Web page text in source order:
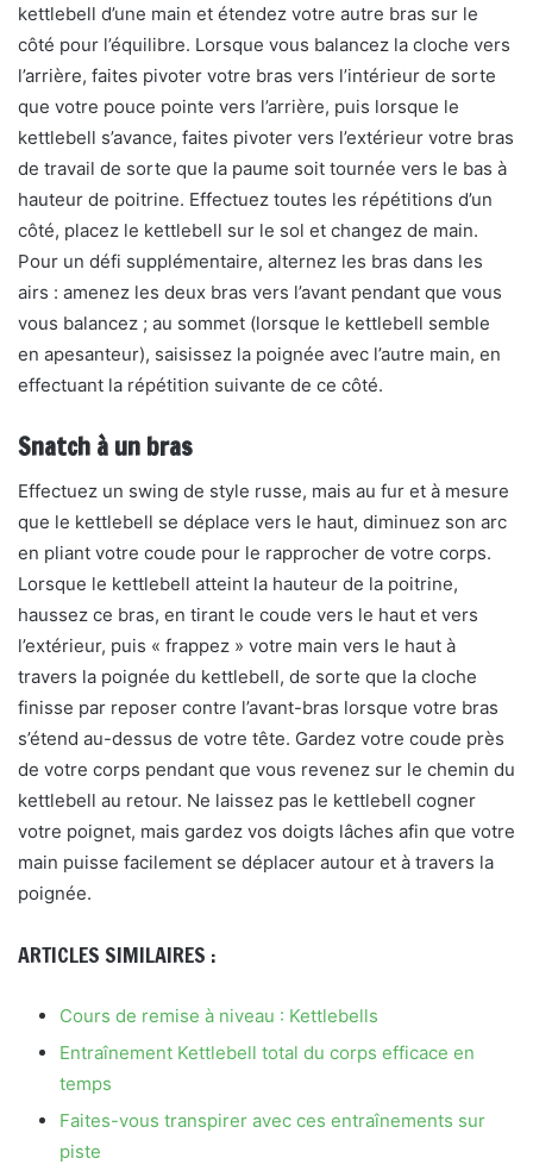
kettlebell d’une main et étendez votre autre bras sur le
côté pour l’équilibre. Lorsque vous balancez la cloche vers
l’arrière, faites pivoter votre bras vers l’intérieur de sorte
que votre pouce pointe vers l’arrière, puis lorsque le
kettlebell s’avance, faites pivoter vers l’extérieur votre bras
de travail de sorte que la paume soit tournée vers le bas à
hauteur de poitrine. Effectuez toutes les répétitions d’un
côté, placez le kettlebell sur le sol et changez de main.
Pour un défi supplémentaire, alternez les bras dans les
airs : amenez les deux bras vers l’avant pendant que vous
vous balancez ; au sommet (lorsque le kettlebell semble
en apesanteur), saisissez la poignée avec l’autre main, en
effectuant la répétition suivante de ce côté.
Snatch à un bras
Effectuez un swing de style russe, mais au fur et à mesure
que le kettlebell se déplace vers le haut, diminuez son arc
en pliant votre coude pour le rapprocher de votre corps.
Lorsque le kettlebell atteint la hauteur de la poitrine,
haussez ce bras, en tirant le coude vers le haut et vers
l’extérieur, puis « frappez » votre main vers le haut à
travers la poignée du kettlebell, de sorte que la cloche
finisse par reposer contre l’avant-bras lorsque votre bras
s’étend au-dessus de votre tête. Gardez votre coude près
de votre corps pendant que vous revenez sur le chemin du
kettlebell au retour. Ne laissez pas le kettlebell cogner
votre poignet, mais gardez vos doigts lâches afin que votre
main puisse facilement se déplacer autour et à travers la
poignée.
ARTICLES SIMILAIRES :
Cours de remise à niveau : Kettlebells
Entraînement Kettlebell total du corps efficace en
temps
Faites-vous transpirer avec ces entraînements sur
piste